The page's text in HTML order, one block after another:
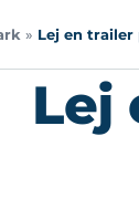
» Lej en trailer
Lej